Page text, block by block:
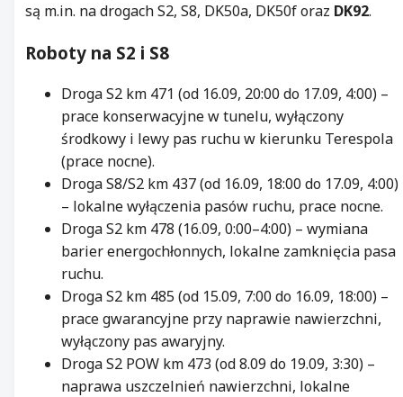
są m.in. na drogach S2, S8, DK50a, DK50f oraz DK92.
Roboty na S2 i S8
Droga S2 km 471 (od 16.09, 20:00 do 17.09, 4:00) –
prace konserwacyjne w tunelu, wyłączony
środkowy i lewy pas ruchu w kierunku Terespola
(prace nocne).
Droga S8/S2 km 437 (od 16.09, 18:00 do 17.09, 4:00)
– lokalne wyłączenia pasów ruchu, prace nocne.
Droga S2 km 478 (16.09, 0:00–4:00) – wymiana
barier energochłonnych, lokalne zamknięcia pasa
ruchu.
Droga S2 km 485 (od 15.09, 7:00 do 16.09, 18:00) –
prace gwarancyjne przy naprawie nawierzchni,
wyłączony pas awaryjny.
Droga S2 POW km 473 (od 8.09 do 19.09, 3:30) –
naprawa uszczelnień nawierzchni, lokalne